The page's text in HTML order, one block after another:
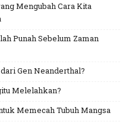
Mengubah Cara Kita
Punah Sebelum Zaman
Gen Neanderthal?
Melelahkan?
Memecah Tubuh Mangsa